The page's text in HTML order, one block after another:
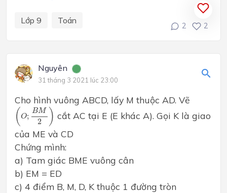
Lớp 9 Toán
2 2
Nguyên
31 tháng 3 2021 lúc 23:00
Cho hình vuông ABCD, lấy M thuộc AD. Vẽ
( O;
BM
2 )
(O;B M2)
cắt AC tại E (E khác A). Gọi K là giao
của ME và CD
Chứng mình:
a) Tam giác BME vuông cân
b) EM = ED
c) 4 điểm B, M, D, K thuộc 1 đường tròn